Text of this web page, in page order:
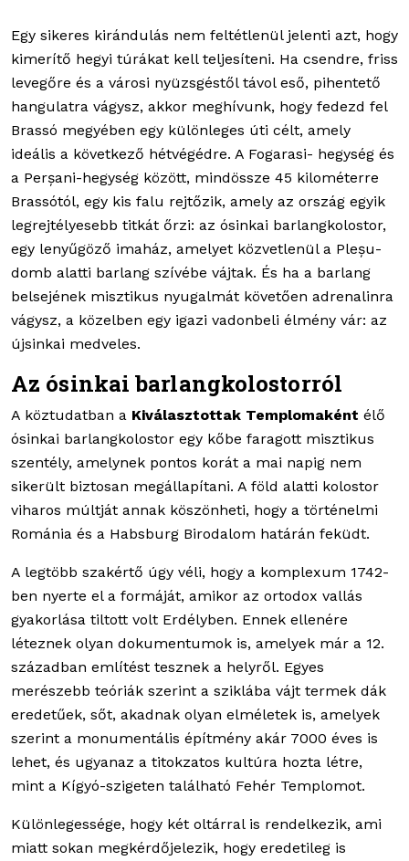
Egy sikeres kirándulás nem feltétlenül jelenti azt, hogy
kimerítő hegyi túrákat kell teljesíteni. Ha csendre, friss
levegőre és a városi nyüzsgéstől távol eső, pihentető
hangulatra vágysz, akkor meghívunk, hogy fedezd fel
Brassó megyében egy különleges úti célt, amely
ideális a következő hétvégédre. A Fogarasi- hegység és
a Perșani-hegység között, mindössze 45 kilométerre
Brassótól, egy kis falu rejtőzik, amely az ország egyik
legrejtélyesebb titkát őrzi: az ósinkai barlangkolostor,
egy lenyűgöző imaház, amelyet közvetlenül a Pleșu-
domb alatti barlang szívébe vájtak. És ha a barlang
belsejének misztikus nyugalmát követően adrenalinra
vágysz, a közelben egy igazi vadonbeli élmény vár: az
újsinkai medveles.
Az ósinkai barlangkolostorról
A köztudatban a Kiválasztottak Templomaként élő
ósinkai barlangkolostor egy kőbe faragott misztikus
szentély, amelynek pontos korát a mai napig nem
sikerült biztosan megállapítani. A föld alatti kolostor
viharos múltját annak köszönheti, hogy a történelmi
Románia és a Habsburg Birodalom határán feküdt.
A legtöbb szakértő úgy véli, hogy a komplexum 1742-
ben nyerte el a formáját, amikor az ortodox vallás
gyakorlása tiltott volt Erdélyben. Ennek ellenére
léteznek olyan dokumentumok is, amelyek már a 12.
században említést tesznek a helyről. Egyes
merészebb teóriák szerint a sziklába vájt termek dák
eredetűek, sőt, akadnak olyan elméletek is, amelyek
szerint a monumentális építmény akár 7000 éves is
lehet, és ugyanaz a titokzatos kultúra hozta létre,
mint a Kígyó-szigeten található Fehér Templomot.
Különlegessége, hogy két oltárral is rendelkezik, ami
miatt sokan megkérdőjelezik, hogy eredetileg is